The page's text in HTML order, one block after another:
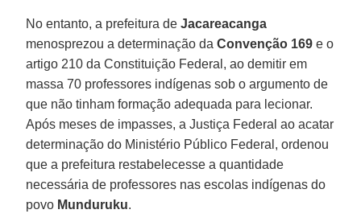
No entanto, a prefeitura deJacareacanga
menosprezou a determinação da Convenção 169 e o
artigo 210 da Constituição Federal, ao demitir em
massa 70 professores indígenas sob o argumento de
que não tinham formação adequada para lecionar.
Após meses de impasses, a Justiça Federal ao acatar
determinação do Ministério Público Federal, ordenou
que a prefeitura restabelecesse a quantidade
necessária de professores nas escolas indígenas do
povo Munduruku.